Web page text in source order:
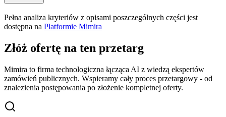
Pełna analiza kryteriów z opisami poszczególnych części jest
dostępna na Platformie Mimira
Złóż ofertę na ten przetarg
Mimira to firma technologiczna łącząca AI z wiedzą ekspertów
zamówień publicznych. Wspieramy cały proces przetargowy - od
znalezienia postępowania po złożenie kompletnej oferty.